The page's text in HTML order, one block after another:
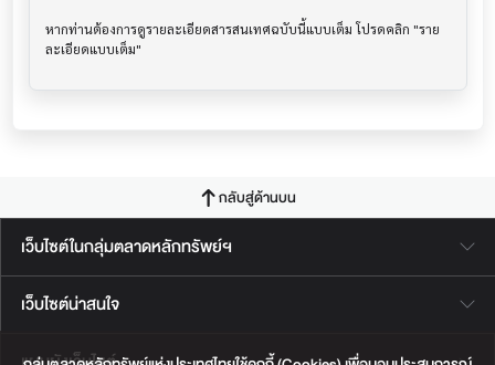
หากท่านต้องการดูรายละเอียดสารสนเทศฉบับนี้แบบเต็ม โปรดคลิก "ราย
กลับสู่ด้านบน
เว็บไซต์ในกลุ่มตลาดหลักทรัพย์ฯ
เว็บไซต์น่าสนใจ